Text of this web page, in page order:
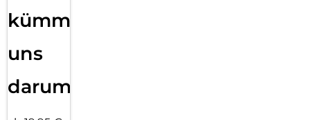
kümmern
uns
darum!